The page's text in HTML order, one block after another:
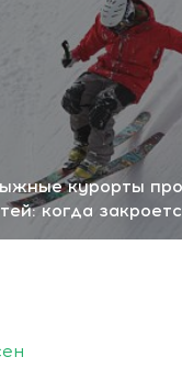
курорты
когда